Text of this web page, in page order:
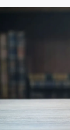
Memur ve
Ramazan
Resmi